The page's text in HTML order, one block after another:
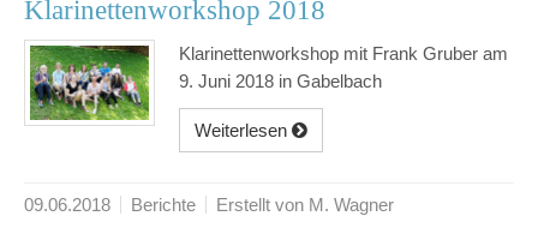
Klarinettenworkshop 2018
Klarinettenworkshop mit Frank Gruber am
9. Juni 2018 in Gabelbach
Weiterlesen
09.06.2018 Berichte Erstellt von M. Wagner